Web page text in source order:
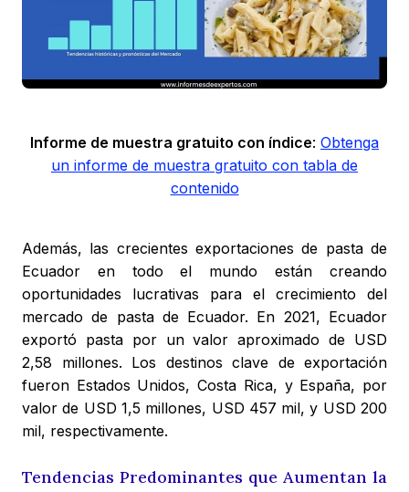
Informe de muestra gratuito con índice: Obtenga
un informe de muestra gratuito con tabla de
contenido
Además, las crecientes exportaciones de pasta de
Ecuador en todo el mundo están creando
oportunidades lucrativas para el crecimiento del
mercado de pasta de Ecuador. En 2021, Ecuador
exportó pasta por un valor aproximado de USD
2,58 millones. Los destinos clave de exportación
fueron Estados Unidos, Costa Rica, y España, por
valor de USD 1,5 millones, USD 457 mil, y USD 200
mil, respectivamente.
Tendencias Predominantes que Aumentan la